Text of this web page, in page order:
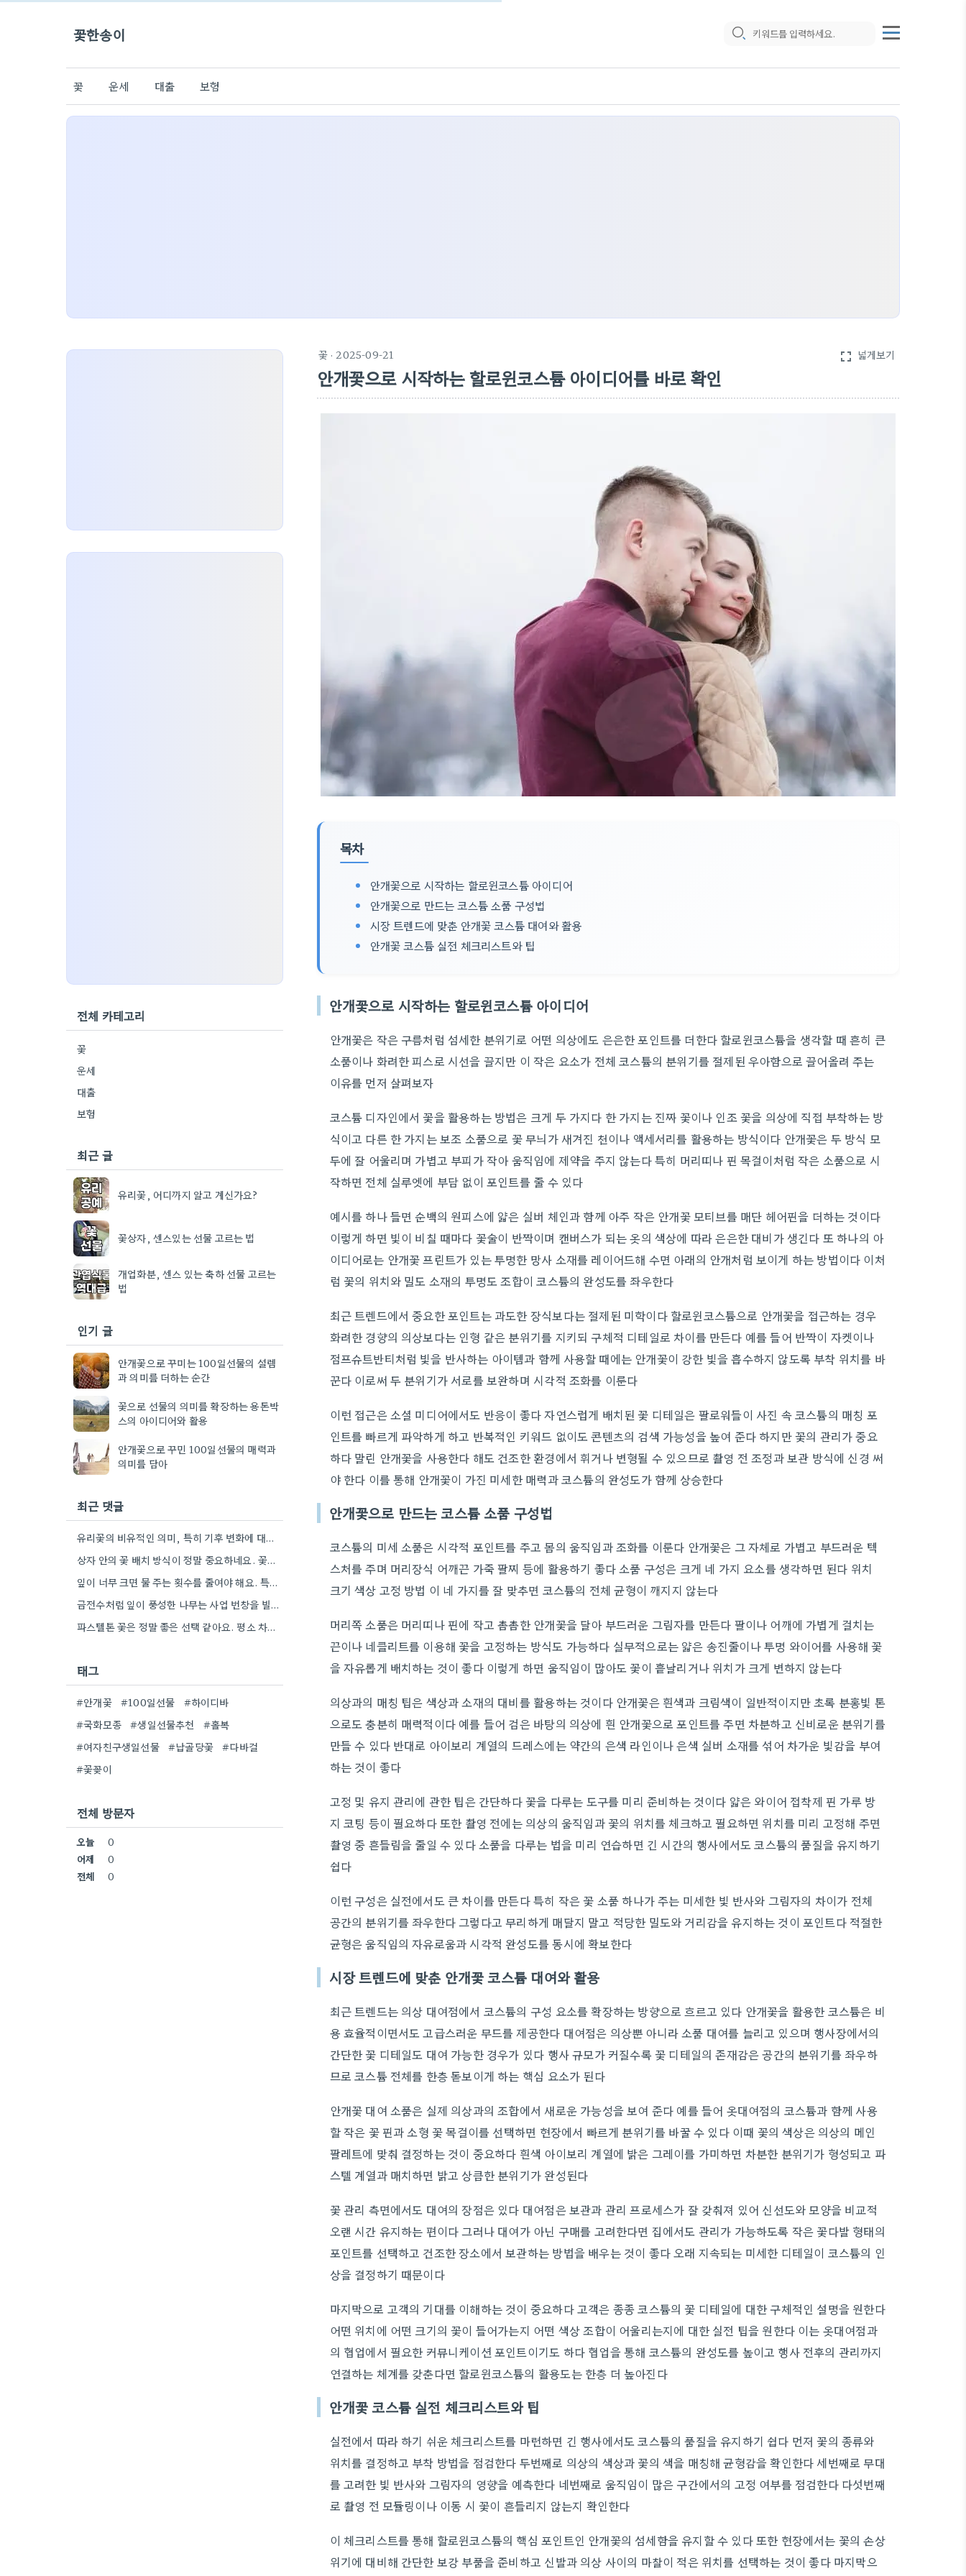
꽃한송이
꽃 운세 대출 보험
꽃· 2025-09-21 fullscreen 넓게보기
안개꽃으로 시작하는 할로윈코스튬 아이디어를 바로 확인
목차
안개꽃으로 시작하는 할로윈코스튬 아이디어
안개꽃으로 만드는 코스튬 소품 구성법
시장 트렌드에 맞춘 안개꽃 코스튬 대여와 활용
안개꽃 코스튬 실전 체크리스트와 팁
안개꽃으로 시작하는 할로윈코스튬 아이디어
안개꽃은 작은 구름처럼 섬세한 분위기로 어떤 의상에도 은은한 포인트를 더한다 할로윈코스튬을 생각할 때 흔히 큰
소품이나 화려한 피스로 시선을 끌지만 이 작은 요소가 전체 코스튬의 분위기를 절제된 우아함으로 끌어올려 주는
이유를 먼저 살펴보자
코스튬 디자인에서 꽃을 활용하는 방법은 크게 두 가지다 한 가지는 진짜 꽃이나 인조 꽃을 의상에 직접 부착하는 방
식이고 다른 한 가지는 보조 소품으로 꽃 무늬가 새겨진 천이나 액세서리를 활용하는 방식이다 안개꽃은 두 방식 모
두에 잘 어울리며 가볍고 부피가 작아 움직임에 제약을 주지 않는다 특히 머리띠나 핀 목걸이처럼 작은 소품으로 시
작하면 전체 실루엣에 부담 없이 포인트를 줄 수 있다
예시를 하나 들면 순백의 원피스에 얇은 실버 체인과 함께 아주 작은 안개꽃 모티브를 매단 헤어핀을 더하는 것이다
이렇게 하면 빛이 비칠 때마다 꽃술이 반짝이며 캔버스가 되는 옷의 색상에 따라 은은한 대비가 생긴다 또 하나의 아
이디어로는 안개꽃 프린트가 있는 투명한 망사 소재를 레이어드해 수면 아래의 안개처럼 보이게 하는 방법이다 이처
럼 꽃의 위치와 밀도 소재의 투명도 조합이 코스튬의 완성도를 좌우한다
최근 트렌드에서 중요한 포인트는 과도한 장식보다는 절제된 미학이다 할로윈코스튬으로 안개꽃을 접근하는 경우
화려한 경향의 의상보다는 인형 같은 분위기를 지키되 구체적 디테일로 차이를 만든다 예를 들어 반짝이 자켓이나
점프슈트반티처럼 빛을 반사하는 아이템과 함께 사용할 때에는 안개꽃이 강한 빛을 흡수하지 않도록 부착 위치를 바
꾼다 이로써 두 분위기가 서로를 보완하며 시각적 조화를 이룬다
이런 접근은 소셜 미디어에서도 반응이 좋다 자연스럽게 배치된 꽃 디테일은 팔로워들이 사진 속 코스튬의 매칭 포
인트를 빠르게 파악하게 하고 반복적인 키워드 없이도 콘텐츠의 검색 가능성을 높여 준다 하지만 꽃의 관리가 중요
하다 말린 안개꽃을 사용한다 해도 건조한 환경에서 휘거나 변형될 수 있으므로 촬영 전 조정과 보관 방식에 신경 써
야 한다 이를 통해 안개꽃이 가진 미세한 매력과 코스튬의 완성도가 함께 상승한다
안개꽃으로 만드는 코스튬 소품 구성법
코스튬의 미세 소품은 시각적 포인트를 주고 몸의 움직임과 조화를 이룬다 안개꽃은 그 자체로 가볍고 부드러운 텍
스처를 주며 머리장식 어깨끈 가죽 팔찌 등에 활용하기 좋다 소품 구성은 크게 네 가지 요소를 생각하면 된다 위치
크기 색상 고정 방법 이 네 가지를 잘 맞추면 코스튬의 전체 균형이 깨지지 않는다
머리쪽 소품은 머리띠나 핀에 작고 촘촘한 안개꽃을 달아 부드러운 그림자를 만든다 팔이나 어깨에 가볍게 걸치는
끈이나 네클리트를 이용해 꽃을 고정하는 방식도 가능하다 실무적으로는 얇은 송진줄이나 투명 와이어를 사용해 꽃
을 자유롭게 배치하는 것이 좋다 이렇게 하면 움직임이 많아도 꽃이 흩날리거나 위치가 크게 변하지 않는다
의상과의 매칭 팁은 색상과 소재의 대비를 활용하는 것이다 안개꽃은 흰색과 크림색이 일반적이지만 초록 분홍빛 톤
으로도 충분히 매력적이다 예를 들어 검은 바탕의 의상에 흰 안개꽃으로 포인트를 주면 차분하고 신비로운 분위기를
만들 수 있다 반대로 아이보리 계열의 드레스에는 약간의 은색 라인이나 은색 실버 소재를 섞어 차가운 빛감을 부여
하는 것이 좋다
고정 및 유지 관리에 관한 팁은 간단하다 꽃을 다루는 도구를 미리 준비하는 것이다 얇은 와이어 접착제 핀 가루 방
지 코팅 등이 필요하다 또한 촬영 전에는 의상의 움직임과 꽃의 위치를 체크하고 필요하면 위치를 미리 고정해 주면
촬영 중 흔들림을 줄일 수 있다 소품을 다루는 법을 미리 연습하면 긴 시간의 행사에서도 코스튬의 품질을 유지하기
쉽다
이런 구성은 실전에서도 큰 차이를 만든다 특히 작은 꽃 소품 하나가 주는 미세한 빛 반사와 그림자의 차이가 전체
공간의 분위기를 좌우한다 그렇다고 무리하게 매달지 말고 적당한 밀도와 거리감을 유지하는 것이 포인트다 적절한
균형은 움직임의 자유로움과 시각적 완성도를 동시에 확보한다
시장 트렌드에 맞춘 안개꽃 코스튬 대여와 활용
최근 트렌드는 의상 대여점에서 코스튬의 구성 요소를 확장하는 방향으로 흐르고 있다 안개꽃을 활용한 코스튬은 비
용 효율적이면서도 고급스러운 무드를 제공한다 대여점은 의상뿐 아니라 소품 대여를 늘리고 있으며 행사장에서의
간단한 꽃 디테일도 대여 가능한 경우가 있다 행사 규모가 커질수록 꽃 디테일의 존재감은 공간의 분위기를 좌우하
므로 코스튬 전체를 한층 돋보이게 하는 핵심 요소가 된다
안개꽃 대여 소품은 실제 의상과의 조합에서 새로운 가능성을 보여 준다 예를 들어 옷대여점의 코스튬과 함께 사용
할 작은 꽃 핀과 소형 꽃 목걸이를 선택하면 현장에서 빠르게 분위기를 바꿀 수 있다 이때 꽃의 색상은 의상의 메인
팔레트에 맞춰 결정하는 것이 중요하다 흰색 아이보리 계열에 밝은 그레이를 가미하면 차분한 분위기가 형성되고 파
스텔 계열과 매치하면 밝고 상큼한 분위기가 완성된다
꽃 관리 측면에서도 대여의 장점은 있다 대여점은 보관과 관리 프로세스가 잘 갖춰져 있어 신선도와 모양을 비교적
오랜 시간 유지하는 편이다 그러나 대여가 아닌 구매를 고려한다면 집에서도 관리가 가능하도록 작은 꽃다발 형태의
포인트를 선택하고 건조한 장소에서 보관하는 방법을 배우는 것이 좋다 오래 지속되는 미세한 디테일이 코스튬의 인
상을 결정하기 때문이다
마지막으로 고객의 기대를 이해하는 것이 중요하다 고객은 종종 코스튬의 꽃 디테일에 대한 구체적인 설명을 원한다
어떤 위치에 어떤 크기의 꽃이 들어가는지 어떤 색상 조합이 어울리는지에 대한 실전 팁을 원한다 이는 옷대여점과
의 협업에서 필요한 커뮤니케이션 포인트이기도 하다 협업을 통해 코스튬의 완성도를 높이고 행사 전후의 관리까지
연결하는 체계를 갖춘다면 할로윈코스튬의 활용도는 한층 더 높아진다
안개꽃 코스튬 실전 체크리스트와 팁
실전에서 따라 하기 쉬운 체크리스트를 마련하면 긴 행사에서도 코스튬의 품질을 유지하기 쉽다 먼저 꽃의 종류와
위치를 결정하고 부착 방법을 점검한다 두번째로 의상의 색상과 꽃의 색을 매칭해 균형감을 확인한다 세번째로 무대
를 고려한 빛 반사와 그림자의 영향을 예측한다 네번째로 움직임이 많은 구간에서의 고정 여부를 점검한다 다섯번째
로 촬영 전 모듈링이나 이동 시 꽃이 흔들리지 않는지 확인한다
이 체크리스트를 통해 할로윈코스튬의 핵심 포인트인 안개꽃의 섬세함을 유지할 수 있다 또한 현장에서는 꽃의 손상
위기에 대비해 간단한 보강 부품을 준비하고 신발과 의상 사이의 마찰이 적은 위치를 선택하는 것이 좋다 마지막으
전체 카테고리
꽃
운세
대출
보험
최근 글
유리꽃, 어디까지 알고 계신가요?
꽃상자, 센스있는 선물 고르는 법
개업화분, 센스 있는 축하 선물 고르는
법
인기 글
안개꽃으로 꾸미는 100일선물의 설렘
과 의미를 더하는 순간
꽃으로 선물의 의미를 확장하는 용돈박
스의 아이디어와 활용
안개꽃으로 꾸민 100일선물의 매력과
의미를 담아
최근 댓글
유리꽃의 비유적인 의미, 특히 기후 변화에 대한 언급이 흥미로웠어요. 자연과 문명의 관계에 대해 생각해보게 되네요.
상자 안의 꽃 배치 방식이 정말 중요하네요. 꽃이 너무 빽빽하면 오히려 시들기 쉬울 것 같아요.
잎이 너무 크면 물 주는 횟수를 줄여야 해요. 특히 실내 온도에 따라 변화가 필요하죠.
금전수처럼 잎이 풍성한 나무는 사업 번창을 빌 때 좋은 선택 같아요. 특히, 빛을 잘 받으면…
파스텔톤 꽃은 정말 좋은 선택 같아요. 평소 차분한 스타일을 좋아해서, 그런 색감의 꽃이 어울리는 분들에게…
태그
#안개꽃 #100일선물
#하이디바
#국화모종
#생일선물추천
#홀복
#여자친구생일선물
#납골당꽃
#다바걸
#꽃꽂이
전체 방문자
오늘
0
어제
0
전체
0